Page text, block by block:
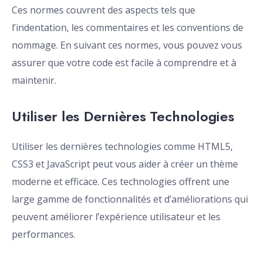
Ces normes couvrent des aspects tels que
l’indentation, les commentaires et les conventions de
nommage. En suivant ces normes, vous pouvez vous
assurer que votre code est facile à comprendre et à
maintenir.
Utiliser les Dernières Technologies
Utiliser les dernières technologies comme HTML5,
CSS3 et JavaScript peut vous aider à créer un thème
moderne et efficace. Ces technologies offrent une
large gamme de fonctionnalités et d’améliorations qui
peuvent améliorer l’expérience utilisateur et les
performances.